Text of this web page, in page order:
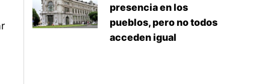
presencia en los
pueblos, pero no todos
acceden igual